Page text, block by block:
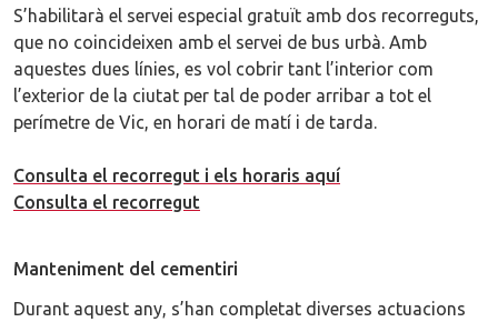
S’habilitarà el servei especial gratuït amb dos recorreguts,
que no coincideixen amb el servei de bus urbà. Amb
aquestes dues línies, es vol cobrir tant l’interior com
l’exterior de la ciutat per tal de poder arribar a tot el
perímetre de Vic, en horari de matí i de tarda.
Consulta el recorregut i els horaris aquí
Consulta el recorregut
Manteniment del cementiri
Durant aquest any, s’han completat diverses actuacions